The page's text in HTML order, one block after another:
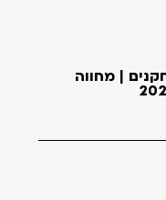
| מחווה